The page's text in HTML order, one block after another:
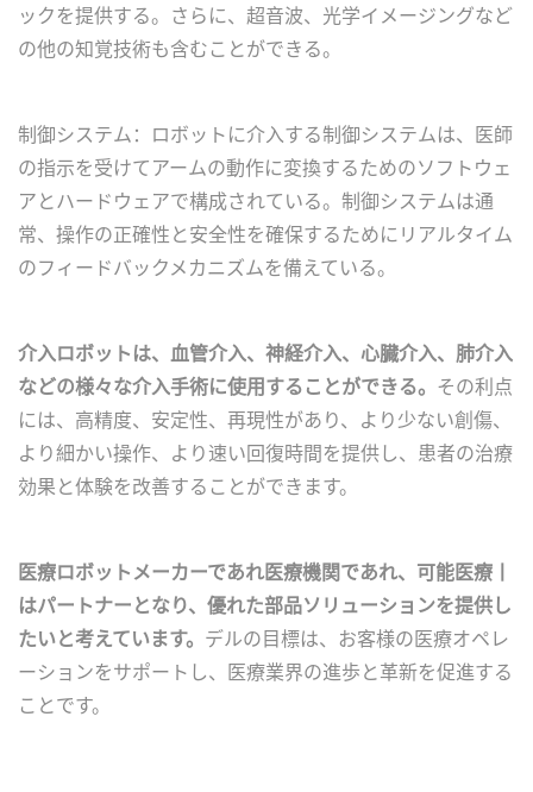
ックを提供する。さらに、超音波、光学イメージングなど
の他の知覚技術も含むことができる。
制御システム：ロボットに介入する制御システムは、医師
の指示を受けてアームの動作に変換するためのソフトウェ
アとハードウェアで構成されている。制御システムは通
常、操作の正確性と安全性を確保するためにリアルタイム
のフィードバックメカニズムを備えている。
介入ロボットは、血管介入、神経介入、心臓介入、肺介入
などの様々な介入手術に使用することができる。 その利点
には、高精度、安定性、再現性があり、より少ない創傷、
より細かい操作、より速い回復時間を提供し、患者の治療
効果と体験を改善することができます。
医療ロボットメーカーであれ医療機関であれ、可能医療丨
はパートナーとなり、優れた部品ソリューションを提供し
たいと考えています。 デルの目標は、お客様の医療オペレ
ーションをサポートし、医療業界の進歩と革新を促進する
ことです。